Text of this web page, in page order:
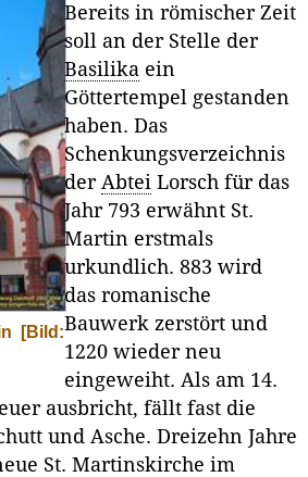
[Bild:
Bereits in römischer Zeit
soll an der Stelle der
Basilika ein
Göttertempel gestanden
haben. Das
Schenkungsverzeichnis
der Abtei Lorsch für das
Jahr 793 erwähnt St.
Martin erstmals
urkundlich. 883 wird
das romanische
Bauwerk zerstört und
1220 wieder neu
eingeweiht. Als am 14.
ausbricht, fällt fast die
und Asche. Dreizehn Jahre
St. Martinskirche im